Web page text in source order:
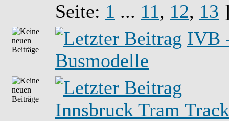
Seite: 1 ... 11, 12, 13
IVB
Busmodelle
Innsbruck Tram